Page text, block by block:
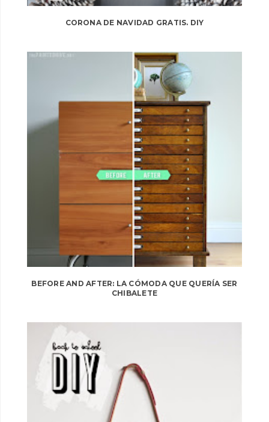
CORONA DE NAVIDAD GRATIS. DIY
BEFORE AND AFTER: LA CÓMODA QUE QUERÍA SER
CHIBALETE